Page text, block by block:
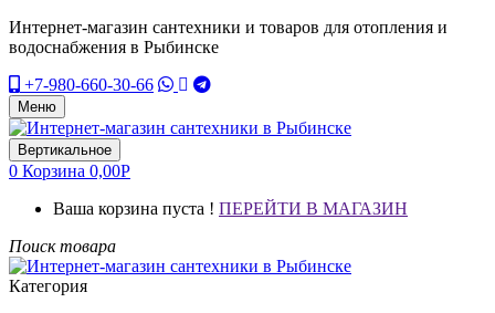
Интернет-магазин сантехники и товаров для отопления и
водоснабжения в Рыбинске
+7-980-660-30-66
Меню
Вертикальное
0 Корзина 0,00Р
Ваша корзина пуста ! ПЕРЕЙТИ В МАГАЗИН
Поиск товара
Категория